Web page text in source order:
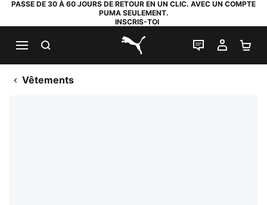
PASSE DE 30 À 60 JOURS DE RETOUR EN UN CLIC. AVEC UN COMPTE
PUMA SEULEMENT.
INSCRIS-TOI
PUMA.com
LIVE CHAT
MON
Vêtements